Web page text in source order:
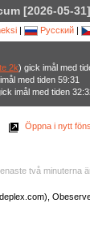
[2026-05-31]
| Русский |
2k) gick imål med
med tiden 59:31
imål med tiden
Öppna i nytt
två minuterna